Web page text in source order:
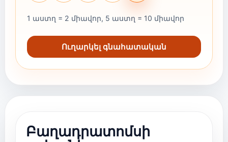
1 աստղ = 2 միավոր, 5 աստղ = 10 միավոր
Ուղարկել գնահատական
Բաղադրատոմսի